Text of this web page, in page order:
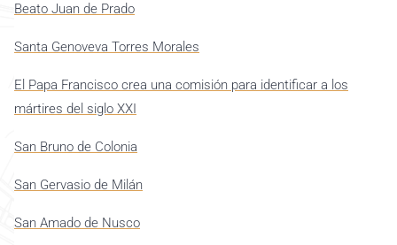
Beato Juan de Prado
Santa Genoveva Torres Morales
El Papa Francisco crea una comisión para identificar a los
mártires del siglo XXI
San Bruno de Colonia
San Gervasio de Milán
San Amado de Nusco